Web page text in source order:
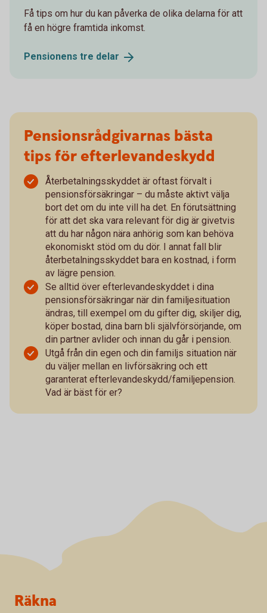
Få tips om hur du kan påverka de olika delarna för att
få en högre framtida inkomst.
Pensionens tre delar
Pensionsrådgivarnas bästa
tips för efterlevandeskydd
Återbetalningsskyddet är oftast förvalt i
pensionsförsäkringar – du måste aktivt välja
bort det om du inte vill ha det. En förutsättning
för att det ska vara relevant för dig är givetvis
att du har någon nära anhörig som kan behöva
ekonomiskt stöd om du dör. I annat fall blir
återbetalningsskyddet bara en kostnad, i form
av lägre pension.
Se alltid över efterlevandeskyddet i dina
pensionsförsäkringar när din familjesituation
ändras, till exempel om du gifter dig, skiljer dig,
köper bostad, dina barn bli självförsörjande, om
din partner avlider och innan du går i pension.
Utgå från din egen och din familjs situation när
du väljer mellan en livförsäkring och ett
garanterat efterlevandeskydd/familjepension.
Vad är bäst för er?
Sidfot
Räkna